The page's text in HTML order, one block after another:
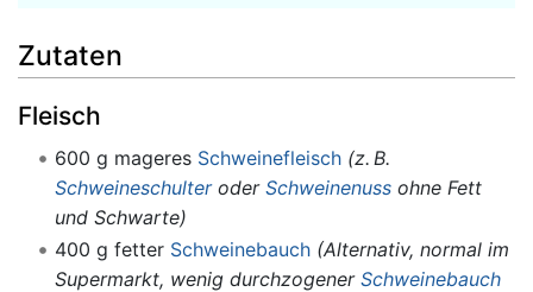
Zutaten
Fleisch
600 g mageres Schweinefleisch (z. B.
Schweineschulteroder Schweinenussohne Fett
und Schwarte)
400 g fetter Schweinebauch (Alternativ, normal im
Supermarkt, wenig durchzogener Schweinebauch